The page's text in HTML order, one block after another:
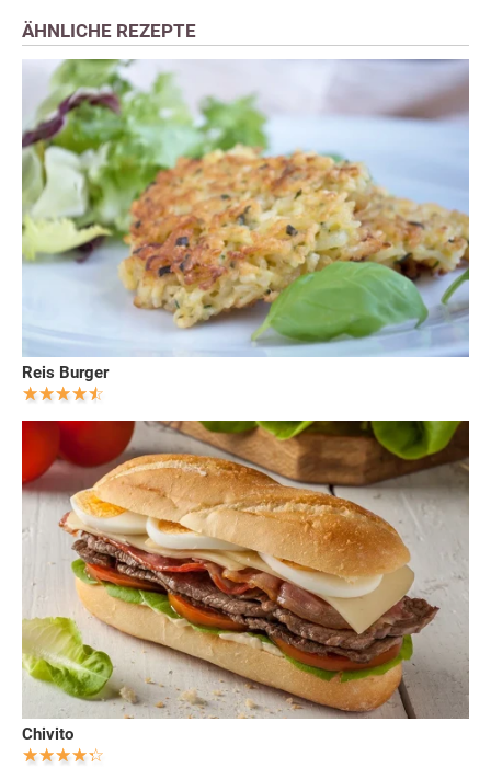
ÄHNLICHE REZEPTE
Reis Burger
Chivito